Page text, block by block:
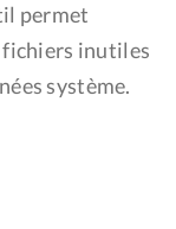
permet
inutiles
système.